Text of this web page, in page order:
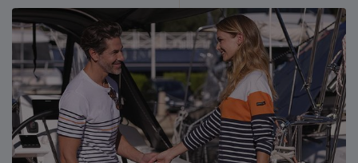
Accessoires indispensables pour vos
sorties en mer, le style et la sécurité.